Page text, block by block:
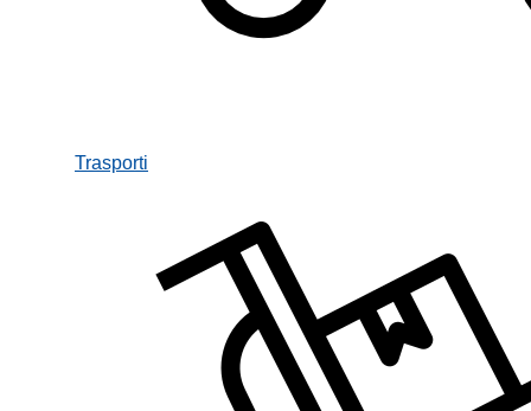
Trasporti